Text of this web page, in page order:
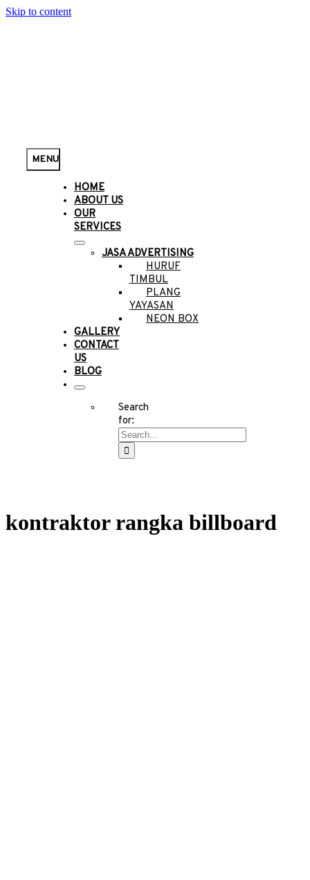
Skip to content
MENU
HOME
ABOUT US
OUR
SERVICES
JASA ADVERTISING
HURUF
TIMBUL
PLANG
YAYASAN
NEON BOX
GALLERY
CONTACT
US
BLOG
Search
for:
kontraktor rangka billboard